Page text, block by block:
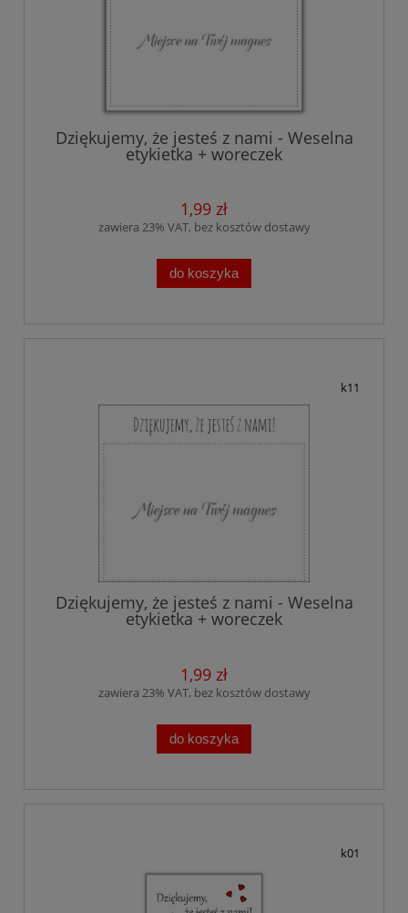
Dziękujemy, że jesteś z nami - Weselna
etykietka + woreczek
1,99 zł
zawiera 23% VAT, bez kosztów dostawy
do koszyka
k11
Dziękujemy, że jesteś z nami - Weselna
etykietka + woreczek
1,99 zł
zawiera 23% VAT, bez kosztów dostawy
do koszyka
k01